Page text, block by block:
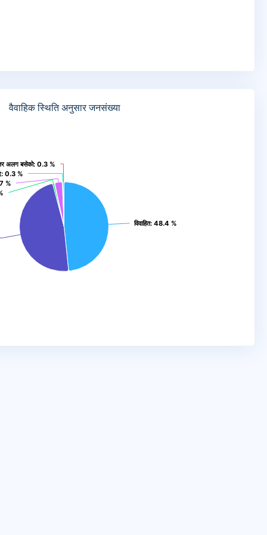
वैवाहिक स्थिति अनुसार जनसंख्या
विवाहित: 48.4 %
विवाहित: 48.4 %
%
%
: 0.3 %
: 0.3 %
तर अलग बसेको: 0.3 %
तर अलग बसेको: 0.3 %